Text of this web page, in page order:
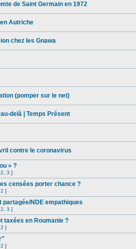
de Saint Germain en 1972
Autriche
chez les Gnawa
(pomper sur le net)
delà | Temps Présent
contre le coronavirus
» ?
2 3 ]
censées porter chance ?
2 ]
partagée/NDE empathiques
2 3 ]
taxées en Roumanie ?
2 ]
2 ]